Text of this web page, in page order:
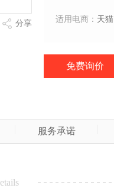
分享 适用电商： 天猫
免费询价
服务承诺